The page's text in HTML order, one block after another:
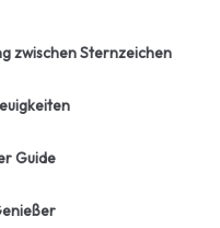
zwischen Sternzeichen
Guide